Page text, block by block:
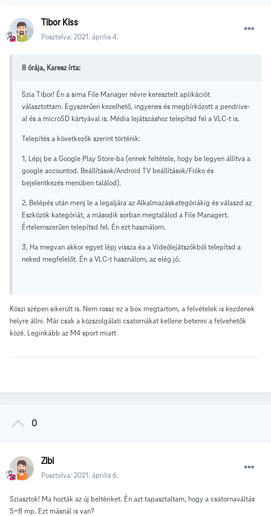
Tibor Kiss
Posztolva: 2021. április 4.
8 órája, Karesz írta:
Szia Tibor! Én a sima File Manager névre keresztelt aplikációt
választottam. Egyszerűen kezelhető, ingyenes és megbírkózott a pendrive-
al és a microSD kártyával is. Média lejátszáshoz telepítsd fel a VLC-t is.
Telepítés a következők szerint történik:
1, Lépj be a Google Play Store-ba (ennek feltétele, hogy be legyen állítva a
google accountod. Beállítások/Android TV beállítások/Fióko és
bejelentkezés menüben találod).
2, Belépés után menj le a legaljára az Alkalmazáskategóriákig és válaszd az
Eszközök kategóriát, a második sorban megtalálod a File Managert.
Értelemszerűen telepítsd fel. Én ezt használom.
3, Ha megvan akkor egyet lépj vissza éa a Videólejátszókból telepítsd a
neked megfelelőt. Én a VLC-t használom, az elég jó.
Köszi szépen sikerült is. Nem rossz ez a box megtartom, a felvételek is kezdenek
helyre állni. Már csak a közszolgálati csatornákat kellene betenni a felvehetők
közé. Leginkább az M4 sport miatt
0
Zibi
Posztolva: 2021. április 6.
Sziasztok! Ma hozták az új beltériket. Én azt tapasztaltam, hogy a csatornaváltás
5-8 mp. Ezt másnál is van?